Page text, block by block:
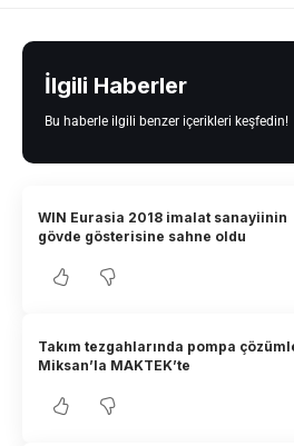
İlgili Haberler
Bu haberle ilgili benzer içerikleri keşfedin!
WIN Eurasia 2018 imalat sanayiinin
gövde gösterisine sahne oldu
Takım tezgahlarında pompa
Miksan’la MAKTEK’te